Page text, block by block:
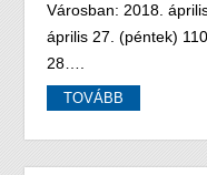
Városban: 2018.
április 27. (péntek)
28….
TOVÁBB